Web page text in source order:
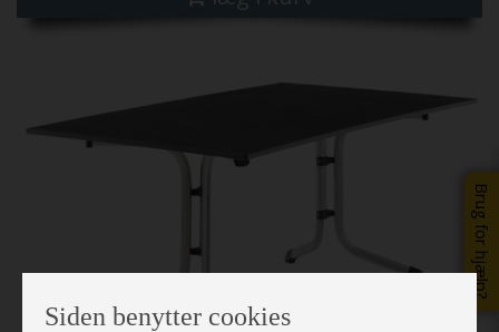
Brug for hjælp?
Siden benytter cookies